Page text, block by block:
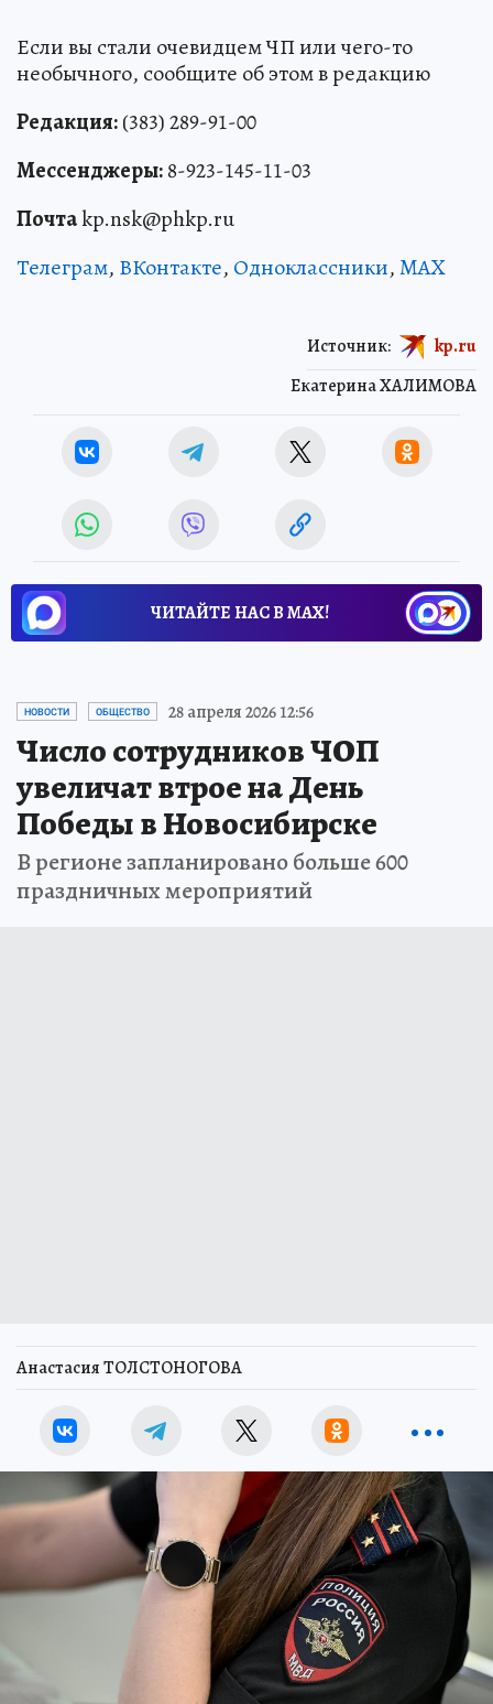
Если вы стали очевидцем ЧП или чего-то
необычного, сообщите об этом в редакцию
Редакция:(383) 289-91-00
Мессенджеры:8-923-145-11-03
Почтаkp.nsk@phkp.ru
Телеграм, ВКонтакте, Одноклассники,MAX
Екатерина ХАЛИМОВА
Источник: kp.ru
ЧИТАЙТЕ НАС В МАХ!
НОВОСТИ ОБЩЕСТВО 28 апреля 2026 12:56
Число сотрудников ЧОП
увеличат втрое на День
Победы в Новосибирске
В регионе запланировано больше 600
праздничных мероприятий
Анастасия ТОЛСТОНОГОВА